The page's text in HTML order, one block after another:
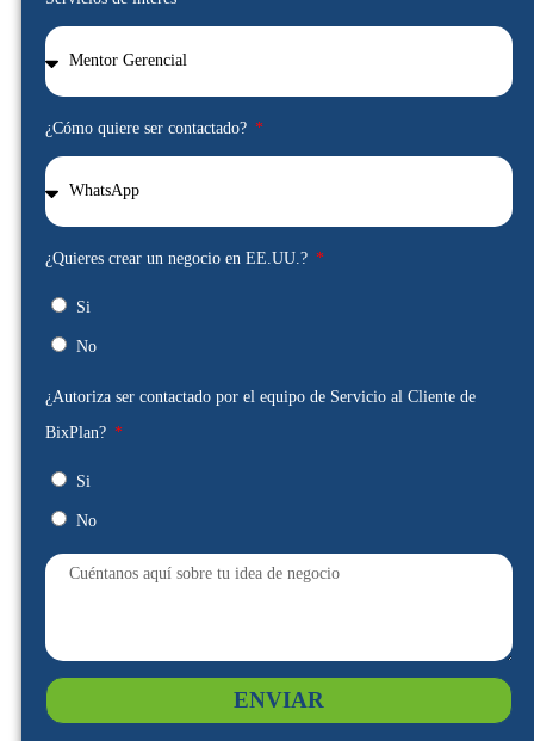
¿Cómo quiere ser contactado?
¿Quieres crear un negocio en EE.UU.?
Si
No
¿Autoriza ser contactado por el equipo de Servicio al Cliente de
BixPlan?
Si
No
ENVIAR